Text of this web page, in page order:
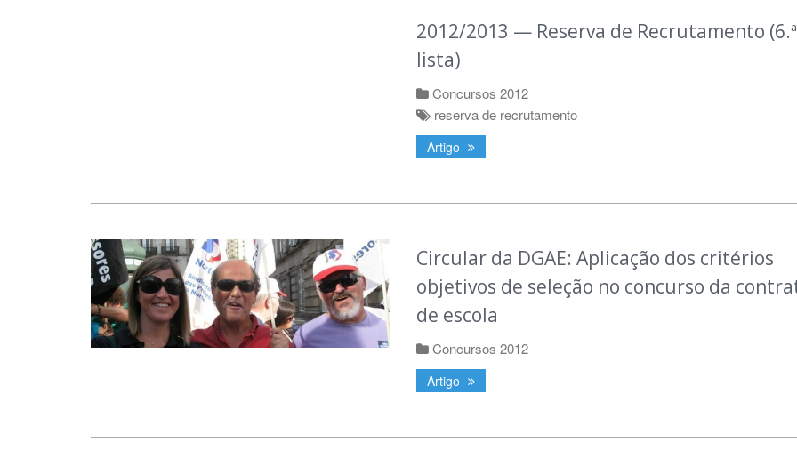
2012/2013 — Reserva de Recrutamento (6.ª
lista)
Concursos 2012
reserva de recrutamento
Artigo
Circular da DGAE: Aplicação dos critérios
objetivos de seleção no concurso da
de escola
Concursos 2012
Artigo